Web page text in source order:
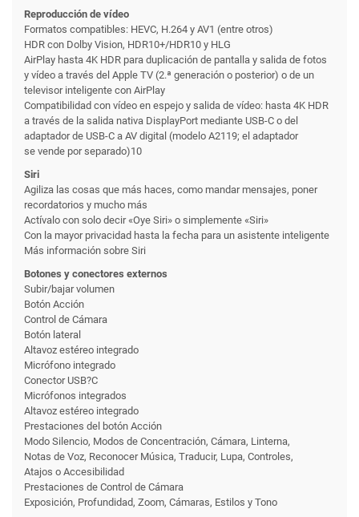
Reproducción de vídeo
Formatos compatibles: HEVC, H.264 y AV1 (entre otros)
HDR con Dolby Vision, HDR10+/HDR10 y HLG
AirPlay hasta 4K HDR para duplicación de pantalla y salida de fotos
y vídeo a través del Apple TV (2.ª generación o posterior) o de un
televisor inteligente con AirPlay
Compati­bilidad con vídeo en espejo y salida de vídeo: hasta 4K HDR
a través de la salida nativa DisplayPort mediante USB-C o del
adaptador de USB-C a AV digital (modelo A2119; el adaptador
se vende por separado)10
Siri
Agiliza las cosas que más haces, como mandar mensajes, poner
recordatorios y mucho más
Actívalo con solo decir «Oye Siri» o simplemente «Siri»
Con la mayor privacidad hasta la fecha para un asistente inteligente
Más información sobre Siri
Botones y conectores externos
Subir/bajar volumen
Botón Acción
Control de Cámara
Botón lateral
Altavoz estéreo integrado
Micrófono integrado
Conector USB?C
Micrófonos integrados
Altavoz estéreo integrado
Prestaciones del botón Acción
Modo Silencio, Modos de Concentración, Cámara, Linterna,
Notas de Voz, Reconocer Música, Traducir, Lupa, Controles,
Atajos o Accesibilidad
Prestaciones de Control de Cámara
Exposición, Profundidad, Zoom, Cámaras, Estilos y Tono